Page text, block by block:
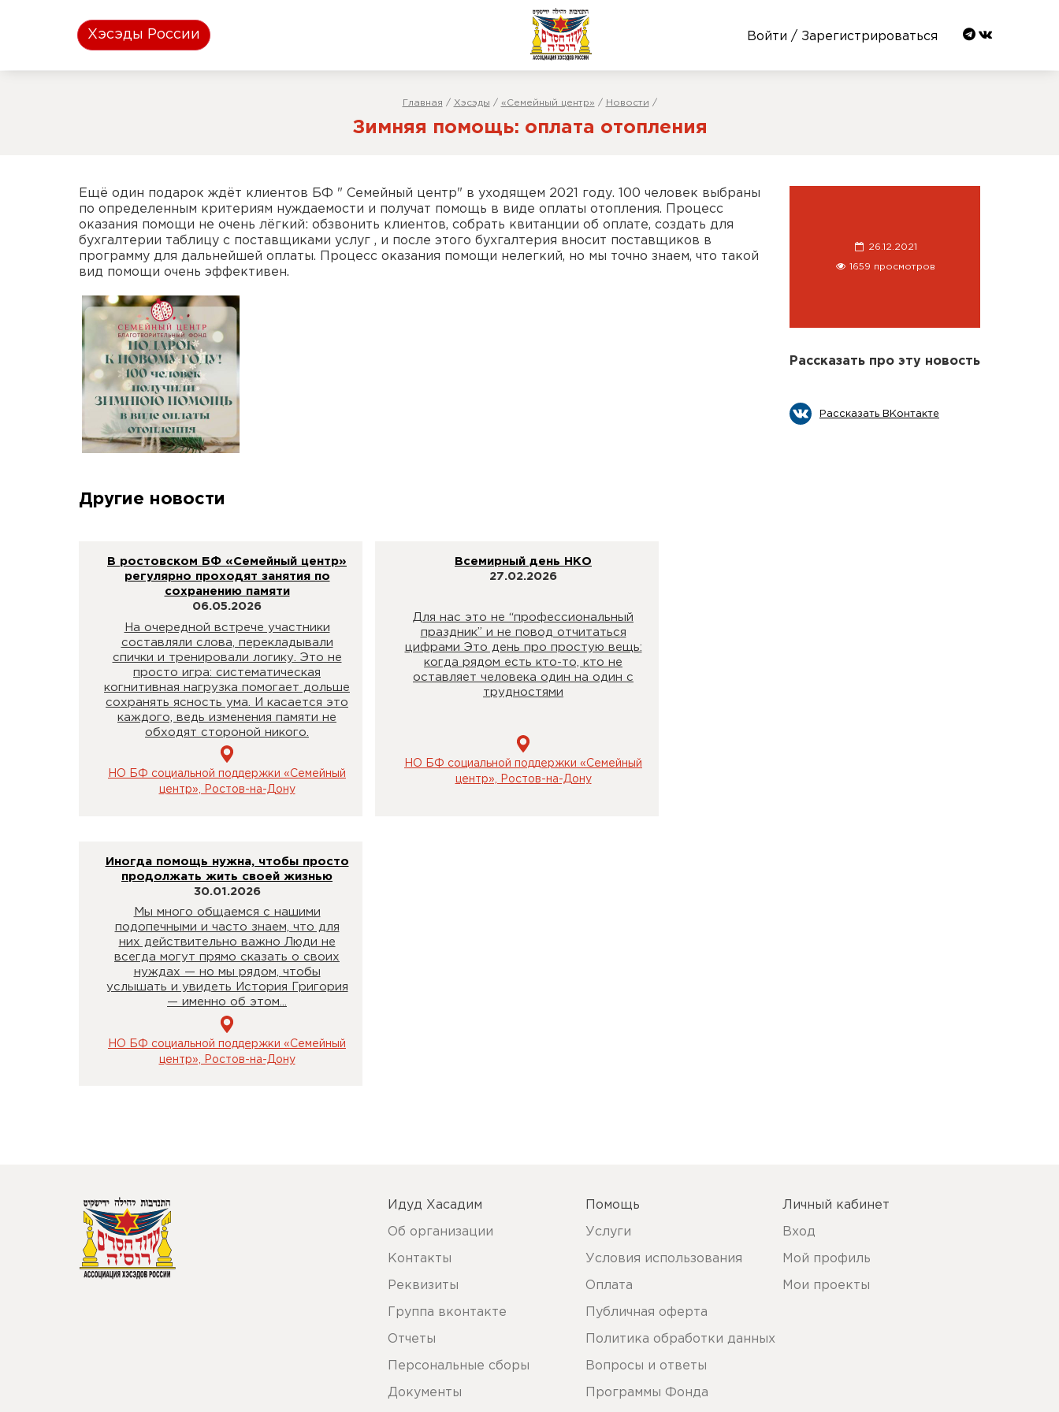
Хэсэды России Войти / Зарегистрироваться
Главная / Хэсэды / «Семейный центр» / Новости /
Зимняя помощь: оплата отопления
Ещё один подарок ждёт клиентов БФ " Семейный центр" в уходящем 2021 году. 100 человек выбраны
по определенным критериям нуждаемости и получат помощь в виде оплаты отопления. Процесс
оказания помощи не очень лёгкий: обзвонить клиентов, собрать квитанции об оплате, создать для
бухгалтерии таблицу с поставщиками услуг , и после этого бухгалтерия вносит поставщиков в
программу для дальнейшей оплаты. Процесс оказания помощи нелегкий, но мы точно знаем, что такой
вид помощи очень эффективен.
Другие новости
В ростовском БФ «Семейный центр»
регулярно проходят занятия по
сохранению памяти
06.05.2026
На очередной встрече участники
составляли слова, перекладывали
спички и тренировали логику. Это не
просто игра: систематическая
когнитивная нагрузка помогает дольше
сохранять ясность ума. И касается это
каждого, ведь изменения памяти не
обходят стороной никого.
НО БФ социальной поддержки «Семейный
центр», Ростов-на-Дону
Всемирный день НКО
27.02.2026
Для нас это не “профессиональный
праздник” и не повод отчитаться
цифрами Это день про простую вещь:
когда рядом есть кто-то, кто не
оставляет человека один на один с
трудностями
НО БФ социальной поддержки «Семейный
центр», Ростов-на-Дону
Иногда помощь нужна, чтобы просто
продолжать жить своей жизнью
30.01.2026
Мы много общаемся с нашими
подопечными и часто знаем, что для
них действительно важно Люди не
всегда могут прямо сказать о своих
нуждах — но мы рядом, чтобы
услышать и увидеть История Григория
— именно об этом...
НО БФ социальной поддержки «Семейный
центр», Ростов-на-Дону
26.12.2021
1659 просмотров
Рассказать про эту новость
Рассказать ВКонтакте
Идуд Хасадим
Об организации
Контакты
Реквизиты
Группа вконтакте
Отчеты
Персональные сборы
Документы
Помощь
Услуги
Условия использования
Оплата
Публичная оферта
Политика обработки данных
Вопросы и ответы
Программы Фонда
Личный кабинет
Вход
Мой профиль
Мои проекты